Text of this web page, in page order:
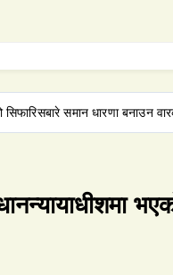
सिफारिसबारे समान धारणा